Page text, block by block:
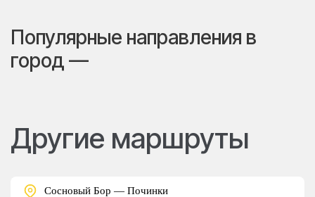
Популярные направления в
город —
Другие маршруты
Сосновый Бор — Починки